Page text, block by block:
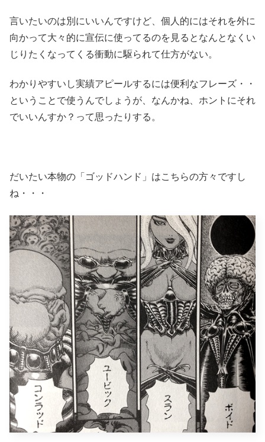
言いたいのは別にいいんですけど、個人的にはそれを外に
向かって大々的に宣伝に使ってるのを見るとなんとなくい
じりたくなってくる衝動に駆られて仕方がない。
わかりやすいし実績アピールするには便利なフレーズ・・
ということで使うんでしょうが、なんかね、ホントにそれ
でいいんすか？って思ったりする。
だいたい本物の「ゴッドハンド」はこちらの方々ですし
ね・・・